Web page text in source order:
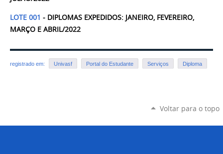
LOTE 001 - DIPLOMAS EXPEDIDOS: JANEIRO, FEVEREIRO,
MARÇO E ABRIL/2022
registrado em: Univasf Portal do Estudante Serviços Diploma
Voltar para o topo